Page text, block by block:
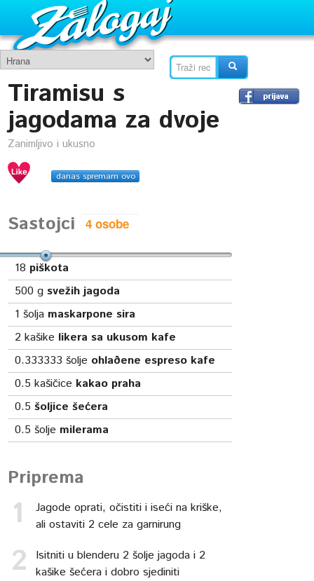
Tiramisu s
jagodama za dvoje
Zanimljivo i ukusno
danas spremam ovo
Sastojci
18 piškota
500 gsvežih jagoda
1 šolja maskarpone sira
2 kašike likera sa ukusom kafe
0.333333 šolje ohlaðene espreso kafe
0.5 kašičice kakao praha
0.5 šoljice šećera
0.5 šolje milerama
Priprema
Jagode oprati, očistiti i iseći na kriške,
ali ostaviti 2 cele za garnirung
Isitniti u blenderu 2 šolje jagoda i 2
kašike šećera i dobro sjediniti